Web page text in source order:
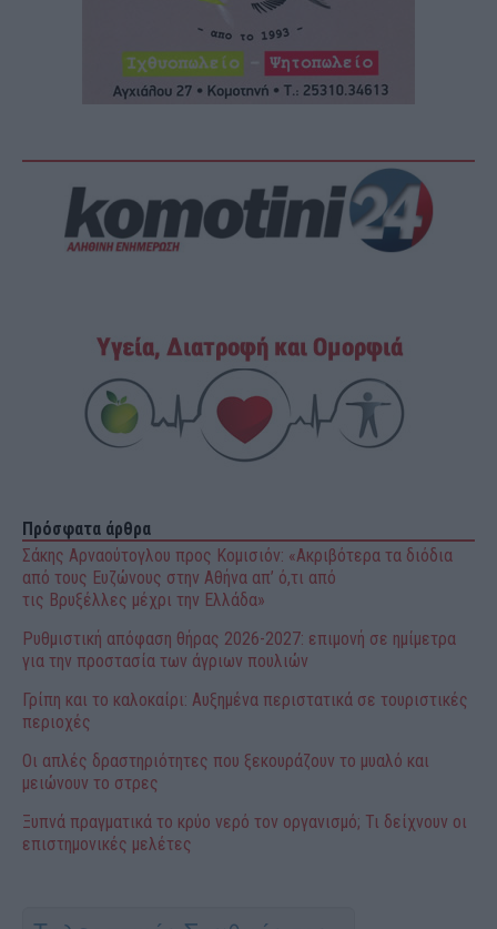
Πρόσφατα άρθρα
Σάκης Αρναούτογλου προς Κομισιόν: «Ακριβότερα τα διόδια
από τους Ευζώνους στην Αθήνα απ’ ό,τι από
τις Βρυξέλλες μέχρι την Ελλάδα»
Ρυθμιστική απόφαση θήρας 2026-2027: επιμονή σε ημίμετρα
για την προστασία των άγριων πουλιών
Γρίπη και το καλοκαίρι: Αυξημένα περιστατικά σε τουριστικές
περιοχές
Οι απλές δραστηριότητες που ξεκουράζουν το μυαλό και
μειώνουν το στρες
Ξυπνά πραγματικά το κρύο νερό τον οργανισμό; Τι δείχνουν οι
επιστημονικές μελέτες